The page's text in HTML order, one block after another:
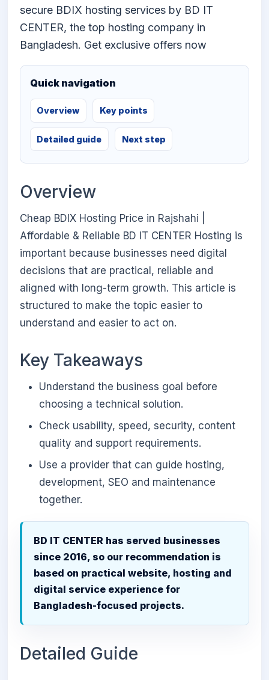
secure BDIX hosting services by BD IT
CENTER, the top hosting company in
Bangladesh. Get exclusive offers now
Quick navigation
Overview Key points
Detailed guide Next step
Overview
Cheap BDIX Hosting Price in Rajshahi |
Affordable & Reliable BD IT CENTER Hosting is
important because businesses need digital
decisions that are practical, reliable and
aligned with long-term growth. This article is
structured to make the topic easier to
understand and easier to act on.
Key Takeaways
Understand the business goal before
choosing a technical solution.
Check usability, speed, security, content
quality and support requirements.
Use a provider that can guide hosting,
development, SEO and maintenance
together.
BD IT CENTER has served businesses
since 2016, so our recommendation is
based on practical website, hosting and
digital service experience for
Bangladesh-focused projects.
Detailed Guide